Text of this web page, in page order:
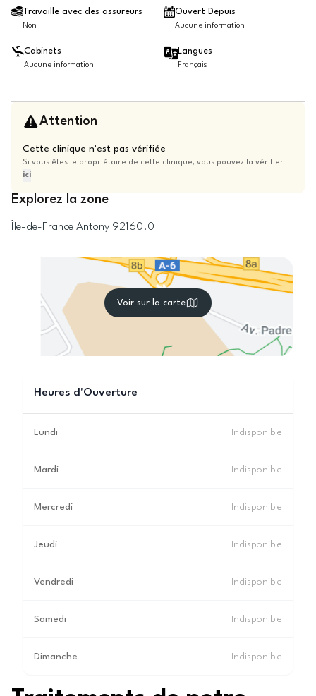
Travaille avec des assureurs
Non
Ouvert Depuis
Aucune information
Cabinets
Aucune information
Langues
Français
Attention
Cette clinique n'est pas vérifiée
Si vous êtes le propriétaire de cette clinique, vous pouvez la vérifier
ici
Explorez la zone
Île-de-France Antony 92160.0
Voir sur la carte
Heures d'Ouverture
Lundi Indisponible
Mardi Indisponible
Mercredi Indisponible
Jeudi Indisponible
Vendredi Indisponible
Samedi Indisponible
Dimanche Indisponible